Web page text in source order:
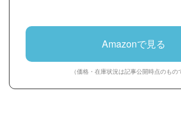
Amazonで見る
（価格・在庫状況は記事公開時点のもの